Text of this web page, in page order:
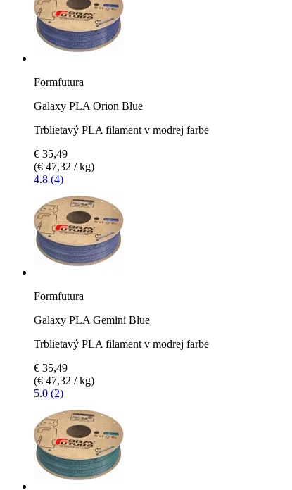
Formfutura
Galaxy PLA Orion Blue
Trblietavý PLA filament v modrej farbe
€ 35,49
(€ 47,32 / kg)
4.8 (4)
Formfutura
Galaxy PLA Gemini Blue
Trblietavý PLA filament v modrej farbe
€ 35,49
(€ 47,32 / kg)
5.0 (2)